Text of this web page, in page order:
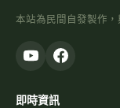
本站為民間自發製作，
即時資訊